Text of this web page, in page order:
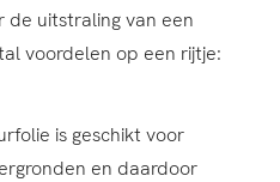
de uitstraling van een
voordelen op een rijtje:
is geschikt voor
en daardoor